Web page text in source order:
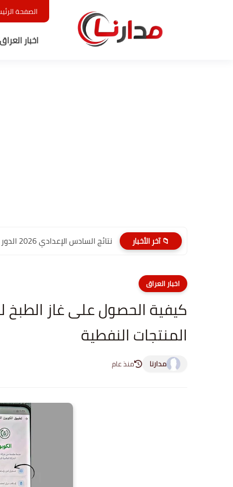
الصفحة
اخبار العراق
📁 آخر الأخبار نتائج السادس الإعدادي 2026 الدور الأول PDF الديوانية | موقع...
اخبار العراق
كيفية الحصول على غاز
المنتجات النفطية
مدارنا منذ عام